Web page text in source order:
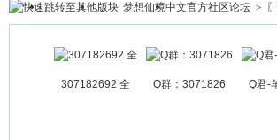
银行 群组聚合 我的空间
梦想仙境中文官方社区论坛 >
307182692 全 Q群：3071826 Q君-